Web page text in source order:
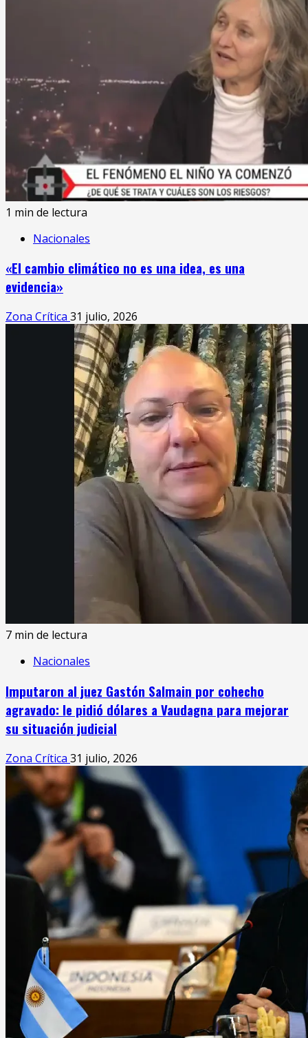
1 min de lectura
Nacionales
«El cambio climático no es una idea, es una
evidencia»
Zona Crítica 31 julio, 2026
7 min de lectura
Nacionales
Imputaron al juez Gastón Salmain por cohecho
agravado: le pidió dólares a Vaudagna para mejorar
su situación judicial
Zona Crítica 31 julio, 2026